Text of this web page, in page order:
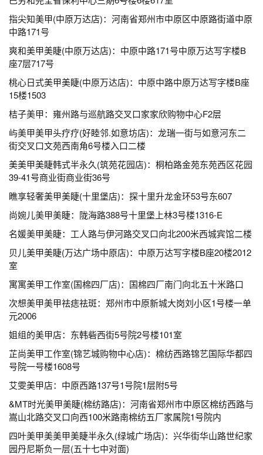
指尖知美甲(中原万达店)：河南省郑州市中原区中原路街道中原
中路171号
爽和美甲美睫(中原万达店)：中原中路171号中原万达写字楼B
座7层717号
桃心日式美甲美睫(中原万达店)：中原中路中原万达写字楼B座
15楼1503
桔子美甲：雍州路与巡航路交叉口家家欣购物中心F2层
屿美甲美甲头疗疗(好睦邻.如意坊店)：龙瑞一街与如意河东二
街交叉口文苑西南角6号楼入口二楼
美美甲美睫韩式半永久(筑苑花园店)：桐柏路金苑东苑西区花园
39-41号商业街商业街36号
瞧享轻奢美甲美睫(十里堡店)：探十里升龙金环53号东607
尚婉儿美甲美睫：陇海路388号十里堡上林3号楼1316-E
名媛美甲美睫：工人路与伊河路交叉口向北200米西城宾馆二楼
贝儿美甲美睫(万达广场中原店)：中原万达写字楼B座20楼2012
室
寓寓美甲工作室(国棉四厂店)：国棉四厂南门向北五十米路口
次想美甲美甲祛痣祛斑：郑州市中原新城大岗刘小区1号楼一单
元2006
姐组的美甲店：东韩砦西街5号院2号楼101室
芷尚美甲工作室(锦艺城购物中心店)：棉纺西路锦艺国际华都四
号院一号楼1608号
艾雯美甲店：中原西路137号1号院1层附5号
&MT时光美甲美睫(棉纺路店)：河南省郑州市中原区棉纺西路与
嵩山北路交叉口向西100米路南棉纺五厂家属院1号院内
四叶美甲美美甲美睫半永久(绿城广场店)：兴华街华山路世纪家
园丹尼斯负一层(五十七中对面)